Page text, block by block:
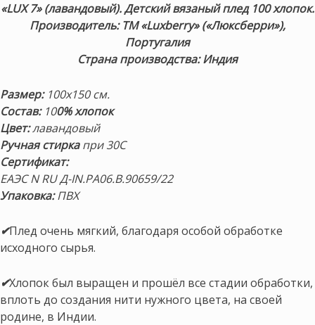
«LUX 7» (лавандовый). Детский вязаный плед 100 хлопок.
Производитель: ТМ «Luxberry» («Люксберри»),
Португалия
Страна производства: Индия
Размер:100х150 см.
Состав:100% хлопок
Цвет:лавандовый
Ручная стиркапри30С
Сертификат:
ЕАЭС N RU Д-IN.РА06.В.90659/22
Упаковка:ПВХ
✔Плед очень мягкий, благодаря особой обработке
исходного сырья.
✔Хлопок был выращен и прошёл все стадии обработки,
вплоть до создания нити нужного цвета, на своей
родине, в Индии.